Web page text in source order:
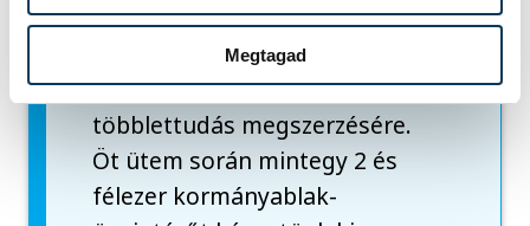
Megtagad
dolgozó munkatársunk
számára adott lehetőséget
bizonyos szakterületi
többlettudás megszerzésére.
Öt ütem során mintegy 2 és
félezer kormányablak-